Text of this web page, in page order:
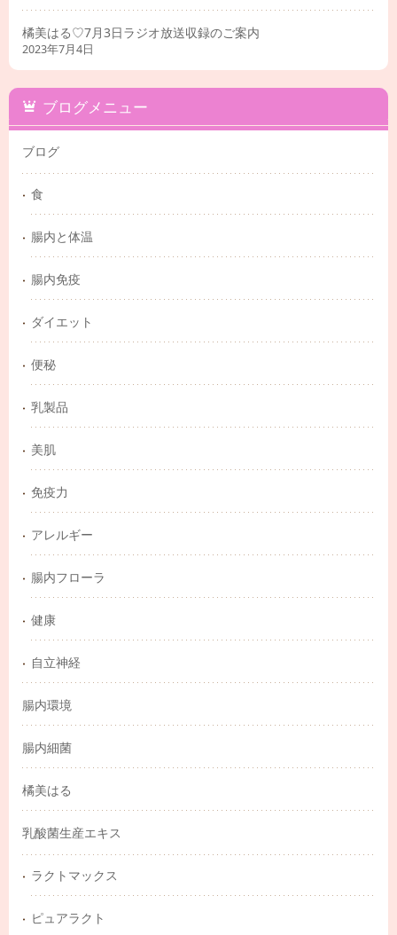
橘美はる♡7月3日ラジオ放送収録のご案内
2023年7月4日
ブログメニュー
ブログ
食
腸内と体温
腸内免疫
ダイエット
便秘
乳製品
美肌
免疫力
アレルギー
腸内フローラ
健康
自立神経
腸内環境
腸内細菌
橘美はる
乳酸菌生産エキス
ラクトマックス
ピュアラクト